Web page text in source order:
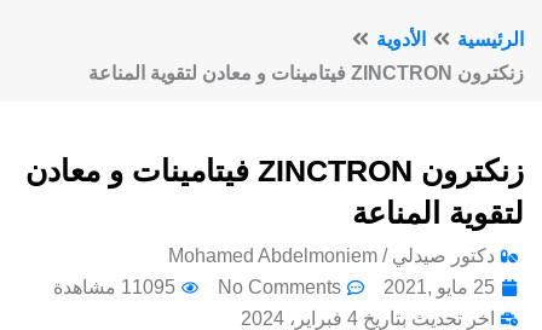
الرئيسية
الأدوية
زنكترون ZINCTRON فيتامينات و معادن لتقوية المناعة
زنكترون ZINCTRON فيتامينات و معادن
لتقوية المناعة
دكتور صيدلي / Mohamed Abdelmoniem
25 مايو ,2021
No Comments
11095 مشاهدة
اخر تحديث بتاريخ 4 فبراير، 2024